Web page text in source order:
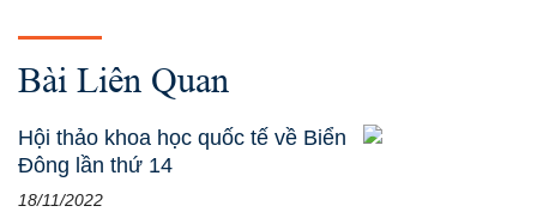
Bài Liên Quan
Hội thảo khoa học quốc tế về Biển
Đông lần thứ 14
18/11/2022